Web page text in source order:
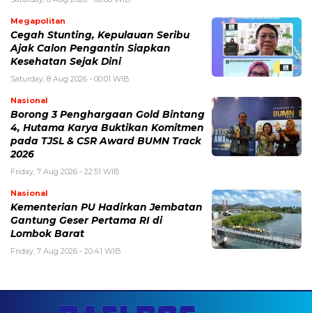
Megapolitan
Cegah Stunting, Kepulauan Seribu
Ajak Calon Pengantin Siapkan
Kesehatan Sejak Dini
Saturday, 8 Aug 2026 - 00:01 WIB
Nasional
Borong 3 Penghargaan Gold Bintang
4, Hutama Karya Buktikan Komitmen
pada TJSL & CSR Award BUMN Track
2026
Friday, 7 Aug 2026 - 22:51 WIB
Nasional
Kementerian PU Hadirkan Jembatan
Gantung Geser Pertama RI di
Lombok Barat
Friday, 7 Aug 2026 - 20:41 WIB